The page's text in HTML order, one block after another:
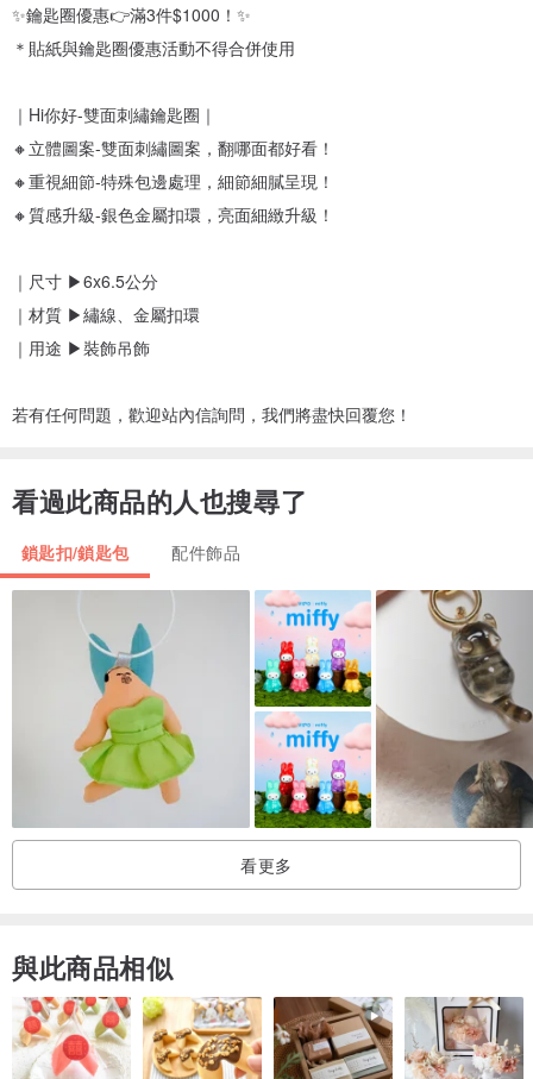
✨鑰匙圈優惠👉滿3件$1000！✨
＊貼紙與鑰匙圈優惠活動不得合併使用
｜Hi你好-雙面刺繡鑰匙圈｜
🔸立體圖案-雙面刺繡圖案，翻哪面都好看！
🔸重視細節-特殊包邊處理，細節細膩呈現！
🔸質感升級-銀色金屬扣環，亮面細緻升級！
｜尺寸 ▶6x6.5公分
｜材質 ▶繡線、金屬扣環
｜用途 ▶裝飾吊飾
若有任何問題，歡迎站內信詢問，我們將盡快回覆您！
看過此商品的人也搜尋了
鎖匙扣/鎖匙包 配件飾品
看更多
與此商品相似